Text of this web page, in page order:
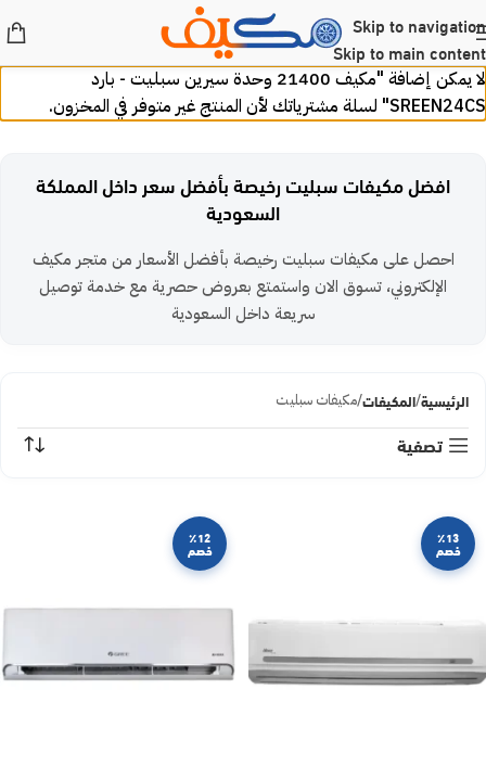
Skip to navigation
Skip to main content
لا يمكن إضافة "مكيف 21400 وحدة سيرين سبليت - بارد
SREEN24CS" لسلة مشترياتك لأن المنتج غير متوفر في المخزون.
افضل مكيفات سبليت رخيصة بأفضل سعر داخل المملكة
السعودية
احصل على مكيفات سبليت رخيصة بأفضل الأسعار من متجر مكيف
الإلكتروني، تسوق الان واستمتع بعروض حصرية مع خدمة توصيل
سريعة داخل السعودية
الرئيسية المكيفات مكيفات سبليت
تصفية
٪13
خصم
٪12
خصم